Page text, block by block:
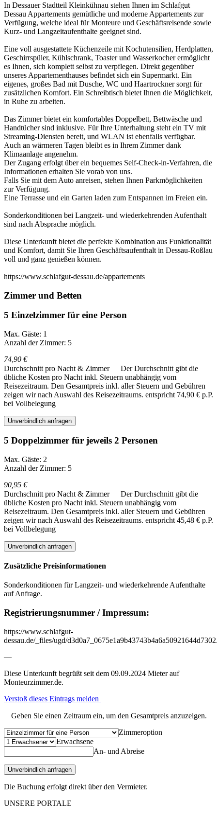
In Dessauer Stadtteil Kleinkühnau stehen Ihnen im Schlafgut
Dessau Appartements gemütliche und moderne Appartements zur
Verfügung, welche ideal für Monteure und Geschäftsreisende sowie
Kurz- und Langzeitaufenthalte geeignet sind.
Eine voll ausgestattete Küchenzeile mit Kochutensilien, Herdplatten,
Geschirrspüler, Kühlschrank, Toaster und Wasserkocher ermöglicht
es Ihnen, sich komplett selbst zu verpflegen. Direkt gegenüber
unseres Appartementhauses befindet sich ein Supermarkt. Ein
eigenes, großes Bad mit Dusche, WC und Haartrockner sorgt für
zusätzlichen Komfort. Ein Schreibtisch bietet Ihnen die Möglichkeit,
in Ruhe zu arbeiten.
Das Zimmer bietet ein komfortables Doppelbett, Bettwäsche und
Handtücher sind inklusive. Für Ihre Unterhaltung steht ein TV mit
Streaming-Diensten bereit, und WLAN ist ebenfalls verfügbar.
Auch an wärmeren Tagen bleibt es in Ihrem Zimmer dank
Klimaanlage angenehm.
Der Zugang erfolgt über ein bequemes Self-Check-in-Verfahren, die
Informationen erhalten Sie vorab von uns.
Falls Sie mit dem Auto anreisen, stehen Ihnen Parkmöglichkeiten
zur Verfügung.
Eine Terrasse und ein Garten laden zum Entspannen im Freien ein.
Sonderkonditionen bei Langzeit- und wiederkehrenden Aufenthalt
sind nach Absprache möglich.
Diese Unterkunft bietet die perfekte Kombination aus Funktionalität
und Komfort, damit Sie Ihren Geschäftsaufenthalt in Dessau-Roßlau
voll und ganz genießen können.
https://www.schlafgut-dessau.de/appartements
Zimmer und Betten
5 Einzelzimmer für eine Person
Max. Gäste: 1
Anzahl der Zimmer: 5
74,90 €
Durchschnitt pro Nacht & Zimmer
Der Durchschnitt gibt die
übliche Kosten pro Nacht inkl. Steuern unabhängig vom
Reisezeitraum. Den Gesamtpreis inkl. aller Steuern und Gebühren
zeigen wir nach Auswahl des Reisezeitraums. entspricht 74,90 € p.P.
bei Vollbelegung
Unverbindlich anfragen
5 Doppelzimmer für jeweils 2 Personen
Max. Gäste: 2
Anzahl der Zimmer: 5
90,95 €
Durchschnitt pro Nacht & Zimmer
Der Durchschnitt gibt die
übliche Kosten pro Nacht inkl. Steuern unabhängig vom
Reisezeitraum. Den Gesamtpreis inkl. aller Steuern und Gebühren
zeigen wir nach Auswahl des Reisezeitraums. entspricht 45,48 € p.P.
bei Vollbelegung
Unverbindlich anfragen
Zusätzliche Preisinformationen
Sonderkonditionen für Langzeit- und wiederkehrende Aufenthalte
auf Anfrage.
Registrierungsnummer / Impressum:
https://www.schlafgut-
dessau.de/_files/ugd/
—
Diese Unterkunft begrüßt seit dem 09.09.2024 Mieter auf
Monteurzimmer.de.
Verstoß dieses Eintrags melden
Geben Sie einen Zeitraum ein, um den Gesamtpreis anzuzeigen.
Zimmeroption
Erwachsene
An- und Abreise
Unverbindlich anfragen
Die Buchung erfolgt direkt über den Vermieter.
UNSERE PORTALE